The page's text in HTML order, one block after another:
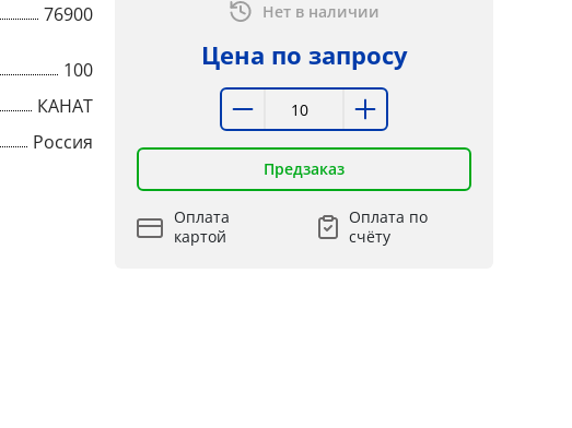
76900
100
КАНАТ
Россия
Нет в наличии
Цена по запросу
Предзаказ
Оплата
картой
Оплата по
счёту